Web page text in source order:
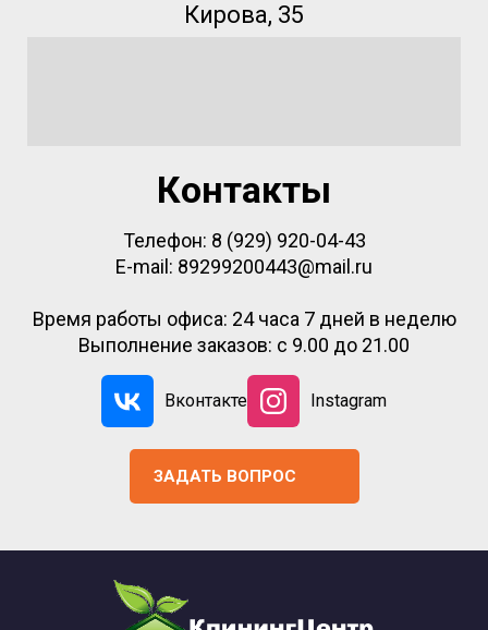
Кирова, 35
Контакты
Телефон: 8 (929) 920-04-43
E-mail: 89299200443@mail.ru
Время работы офиса: 24 часа 7 дней в неделю
Выполнение заказов: с 9.00 до 21.00
Вконтакте Instagram
ЗАДАТЬ ВОПРОС